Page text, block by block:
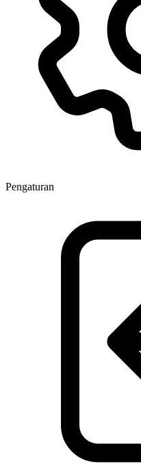
Pengaturan